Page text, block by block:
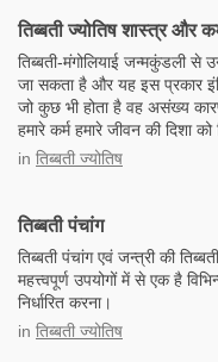
तिब्बती ज्योतिष शास्त्र और
तिब्बती-मंगोलियाई जन्मकुंडली से
जा सकता है और यह इस प्रकार
जो कुछ भी होता है वह असंख्य
हमारे कर्म हमारे जीवन की दिशा को
in तिब्बती ज्योतिष
तिब्बती पंचांग
तिब्बती पंचांग एवं जन्त्री की
महत्त्वपूर्ण उपयोगों में से एक है
निर्धारित करना।
in तिब्बती ज्योतिष